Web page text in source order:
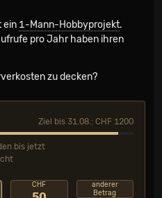
ein 1-Mann-Hobbyprojekt.
pro Jahr haben ihren
zu decken?
Ziel bis 31.08.: CHF 1200
bis jetzt
CHF
anderer
Betrag